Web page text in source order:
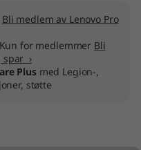
Bli medlem av Lenovo Pro
Kun for medlemmer Bli
spar ›
Plusmed Legion-,
støtte